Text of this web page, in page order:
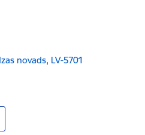
novads, LV-5701